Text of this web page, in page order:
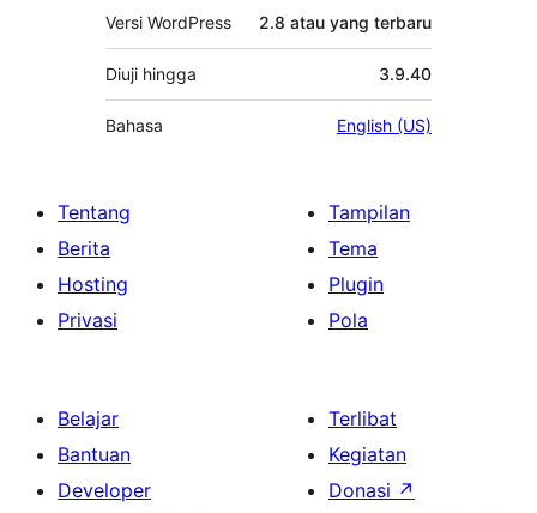
Versi WordPress 2.8 atau yang terbaru
Diuji hingga 3.9.40
Bahasa English (US)
Tentang
Berita
Hosting
Privasi
Tampilan
Tema
Plugin
Pola
Belajar
Bantuan
Developer
Terlibat
Kegiatan
Donasi ↗